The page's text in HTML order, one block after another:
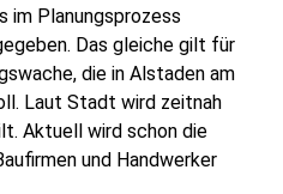
im Planungsprozess
Das gleiche gilt für
die in Alstaden am
Laut Stadt wird zeitnah
Aktuell wird schon die
und Handwerker